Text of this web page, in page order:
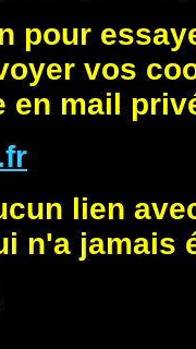
pour
vos
en mail
lien
n'a jamais